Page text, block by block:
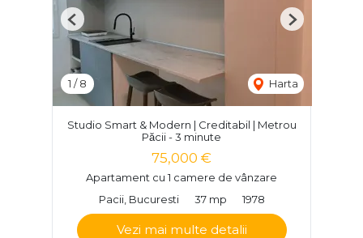
1 /8 Harta
Previous Next
Studio Smart & Modern | Creditabil | Metrou
Păcii - 3 minute
75,000 €
Apartament cu 1 camere de vânzare
Pacii, Bucuresti
37 mp 1978
Vezi mai multe detalii